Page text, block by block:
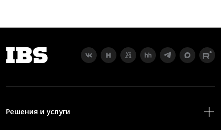
Решения и услуги